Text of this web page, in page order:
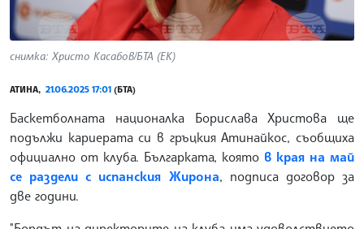
снимка: Христо Касабов/БТА (ЕК)
АТИНА, 21.06.2025 17:01 (БТА)
Баскетболната националка Борислава Христова ще
подължи кариерата си в гръцкия Атинайкос, съобщиха
официално от клуба. Българката, която в края на май
се раздели с испанския Жирона, подписа договор за
две години.